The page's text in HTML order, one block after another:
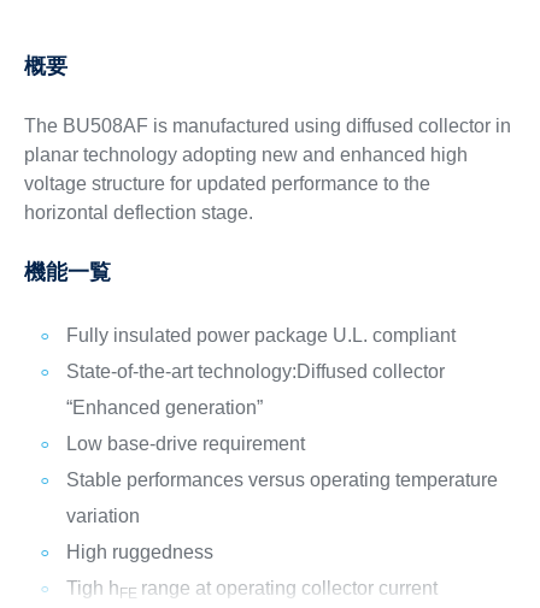
概要
The BU508AF is manufactured using diffused collector in
planar technology adopting new and enhanced high
voltage structure for updated performance to the
horizontal deflection stage.
機能一覧
Fully insulated power package U.L. compliant
State-of-the-art technology:Diffused collector
“Enhanced generation”
Low base-drive requirement
Stable performances versus operating temperature
variation
High ruggedness
Tigh hFE range at operating collector current